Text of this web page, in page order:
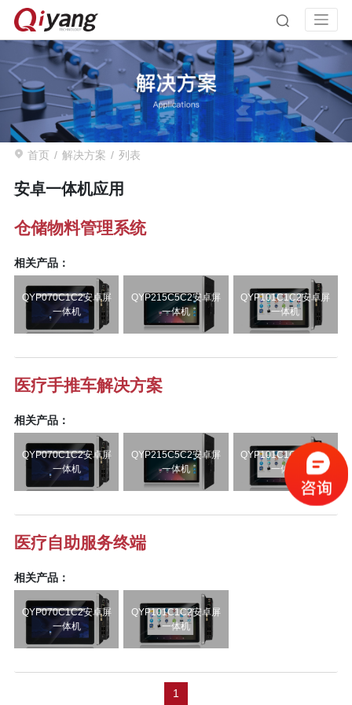
首页 解决方案 列表
安卓一体机应用
仓储物料管理系统
相关产品：
QYP070C1C2安卓屏
一体机
QYP215C5C2安卓屏
一体机
QYP101C1C2安卓屏
一体机
医疗手推车解决方案
相关产品：
QYP070C1C2安卓屏
一体机
QYP215C5C2安卓屏
一体机
QYP101C1C2安卓屏
一体机
医疗自助服务终端
相关产品：
QYP070C1C2安卓屏
一体机
QYP101C1C2安卓屏
一体机
1